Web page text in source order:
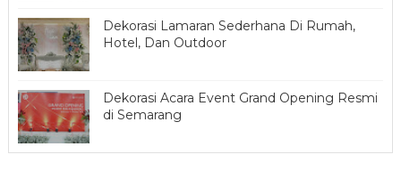
Dekorasi Lamaran Sederhana Di Rumah,
Hotel, Dan Outdoor
Dekorasi Acara Event Grand Opening Resmi
di Semarang